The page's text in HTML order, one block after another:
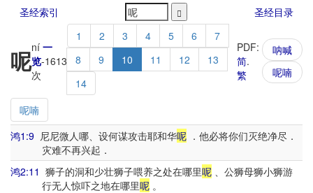
圣经索引 圣经目录
呢ní 一
览-1613
次
1 2 3 4 5 6
7
8
9 10 11 12
13
14
PDF:
简.
繁
呐喊
呢喃
呢喃
鸿1:9 尼尼微人哪、设何谋攻击耶和华呢 ．他必将你们灭绝净尽．
灾难不再兴起．
鸿2:11 狮子的洞和少壮狮子喂养之处在哪里呢 、公狮母狮小狮游
行无人惊吓之地在哪里呢。